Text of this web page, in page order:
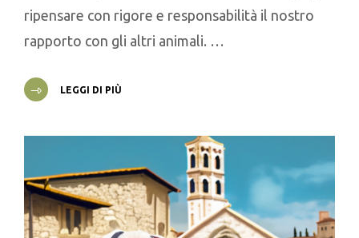
ripensare con rigore e responsabilità il nostro
rapporto con gli altri animali. …
LEGGI DI PIÙ